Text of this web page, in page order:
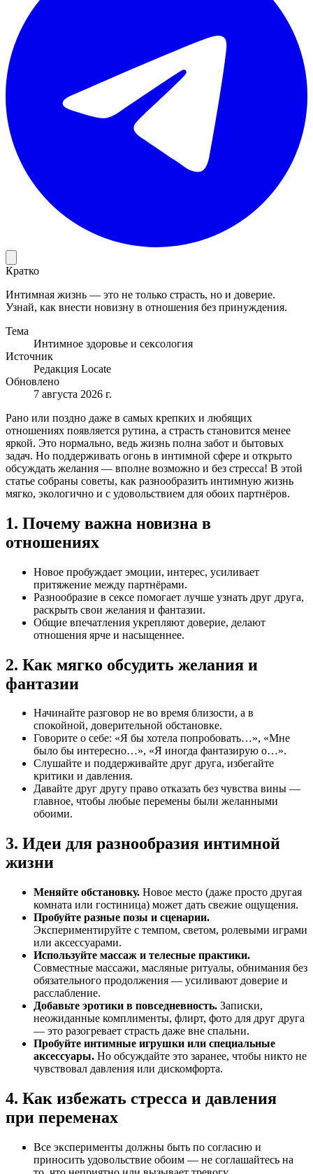
Кратко
Интимная жизнь — это не только страсть, но и доверие.
Узнай, как внести новизну в отношения без принуждения.
Тема
Интимное здоровье и сексология
Источник
Редакция Locate
Обновлено
7 августа 2026 г.
Рано или поздно даже в самых крепких и любящих
отношениях появляется рутина, а страсть становится менее
яркой. Это нормально, ведь жизнь полна забот и бытовых
задач. Но поддерживать огонь в интимной сфере и открыто
обсуждать желания — вполне возможно и без стресса! В этой
статье собраны советы, как разнообразить интимную жизнь
мягко, экологично и с удовольствием для обоих партнёров.
1. Почему важна новизна в
отношениях
Новое пробуждает эмоции, интерес, усиливает
притяжение между партнёрами.
Разнообразие в сексе помогает лучше узнать друг друга,
раскрыть свои желания и фантазии.
Общие впечатления укрепляют доверие, делают
отношения ярче и насыщеннее.
2. Как мягко обсудить желания и
фантазии
Начинайте разговор не во время близости, а в
спокойной, доверительной обстановке.
Говорите о себе: «Я бы хотела попробовать…», «Мне
было бы интересно…», «Я иногда фантазирую о…».
Слушайте и поддерживайте друг друга, избегайте
критики и давления.
Давайте друг другу право отказать без чувства вины —
главное, чтобы любые перемены были желанными
обоими.
3. Идеи для разнообразия интимной
жизни
Меняйте обстановку. Новое место (даже просто другая
комната или гостиница) может дать свежие ощущения.
Пробуйте разные позы и сценарии.
Экспериментируйте с темпом, светом, ролевыми играми
или аксессуарами.
Используйте массаж и телесные практики.
Совместные массажи, масляные ритуалы, обнимания без
обязательного продолжения — усиливают доверие и
расслабление.
Добавьте эротики в повседневность. Записки,
неожиданные комплименты, флирт, фото для друг друга
— это разогревает страсть даже вне спальни.
Пробуйте интимные игрушки или специальные
аксессуары. Но обсуждайте это заранее, чтобы никто не
чувствовал давления или дискомфорта.
4. Как избежать стресса и давления
при переменах
Все эксперименты должны быть по согласию и
приносить удовольствие обоим — не соглашайтесь на